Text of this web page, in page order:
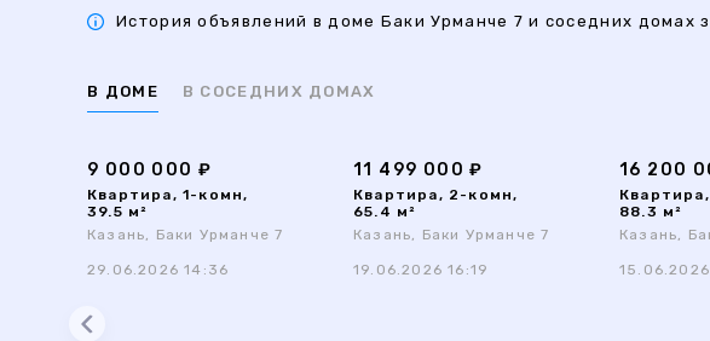
История объявлений в доме Баки Урманче 7 и соседних домах
В ДОМЕ В СОСЕДНИХ ДОМАХ
9 000 000 ₽
Квартира, 1-комн,
39.5 м²
Казань, Баки Урманче 7
29.06.2026 14:36
11 499 000 ₽
Квартира, 2-комн,
65.4 м²
Казань, Баки Урманче 7
19.06.2026 16:19
16 200
88.3 м²
Казань,